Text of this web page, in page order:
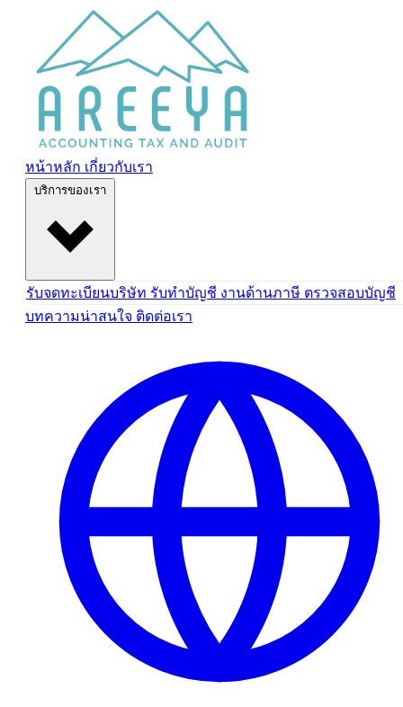
ข้ามไปยังเนื้อหา
หน้าหลัก เกี่ยวกับเรา
รับจดทะเบียนบริษัท รับทำบัญชี งานด้านภาษี ตรวจสอบบัญชี
บทความน่าสนใจ ติดต่อเรา